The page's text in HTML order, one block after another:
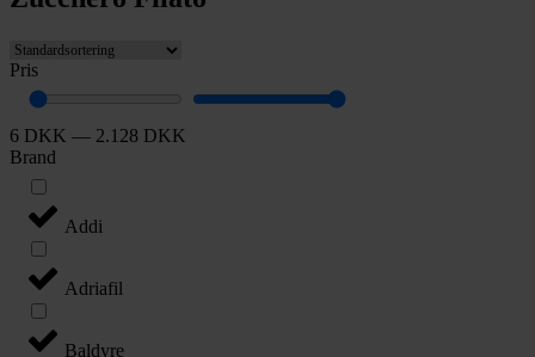
Pris
6 DKK — 2.128 DKK
Brand
Addi
Adriafil
Baldyre